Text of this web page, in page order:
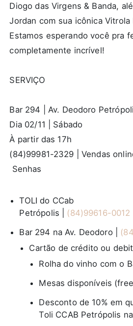
Diogo das Virgens & Banda,
Jordan com sua icônica Vitrola
Estamos esperando você pra
completamente incrível!
SERVIÇO
Bar 294 | Av. Deodoro
Dia 02/11 | Sábado
À partir das 17h
(84)99981-2329 | Vendas
Senhas
TOLI do CCab
Petrópolis | (84)99616-0012
Bar 294 na Av. Deodoro |
Cartão de crédito ou
Rolha do vinho com o
Mesas disponíveis
Desconto de 10% em
Toli CCAB Petrópolis